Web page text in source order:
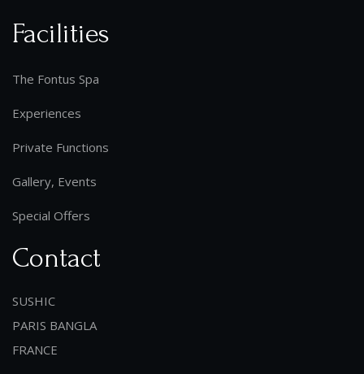
Facilities
The Fontus Spa
Experiences
Private Functions
Gallery, Events
Special Offers
Contact
SUSHIC
PARIS BANGLA
FRANCE